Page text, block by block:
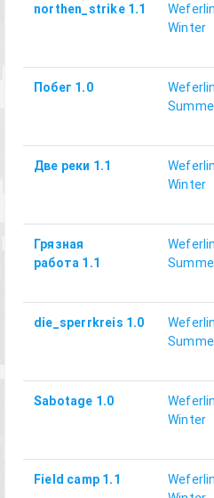
northen_strike 1.1
Winter
Побег 1.0
Две реки 1.1
Winter
Грязная
работа 1.1
die_sperrkreis 1.0
Sabotage 1.0
Winter
Field camp 1.1